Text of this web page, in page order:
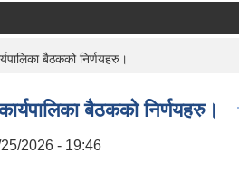
बैठकको निर्णयहरु।
बैठकको निर्णयहरु।
2026 - 19:46